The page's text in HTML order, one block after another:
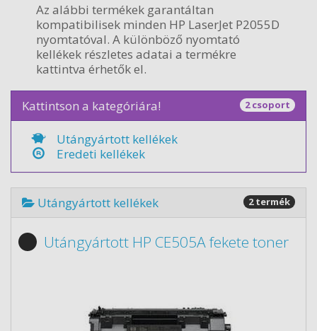
Az alábbi termékek garantáltan
kompatibilisek minden HP LaserJet P2055D
nyomtatóval. A különböző nyomtató
kellékek részletes adatai a termékre
kattintva érhetők el.
Kattintson a kategóriára! 2 csoport
Utángyártott kellékek
Eredeti kellékek
Utángyártott kellékek 2 termék
Utángyártott HP CE505A fekete toner